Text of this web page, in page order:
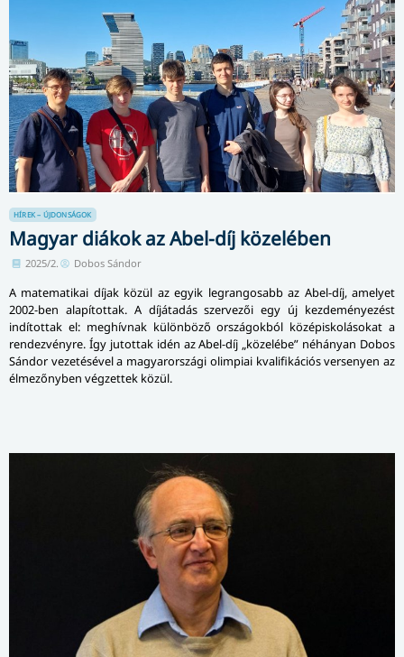
HÍREK – ÚJDONSÁGOK
Magyar diákok az Abel-díj közelében
2025/2. Dobos Sándor
A matematikai díjak közül az egyik legrangosabb az Abel-díj, amelyet
2002-ben alapítottak. A díjátadás szervezői egy új kezdeményezést
indítottak el: meghívnak különböző országokból középiskolásokat a
rendezvényre. Így jutottak idén az Abel-díj „közelébe” néhányan Dobos
Sándor vezetésével a magyarországi olimpiai kvalifikációs versenyen az
élmezőnyben végzettek közül.